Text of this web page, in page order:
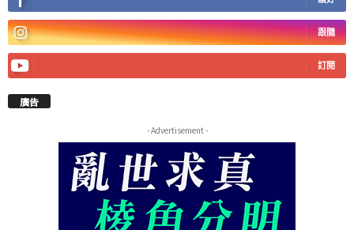
跟隨
訂閱
廣告
- Advertisement -